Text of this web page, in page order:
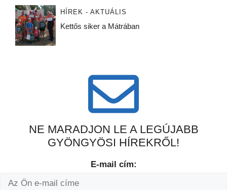
HÍREK - AKTUÁLIS
Kettős siker a Mátrában
NE MARADJON LE A LEGÚJABB
GYÖNGYÖSI HÍREKRŐL!
E-mail cím: